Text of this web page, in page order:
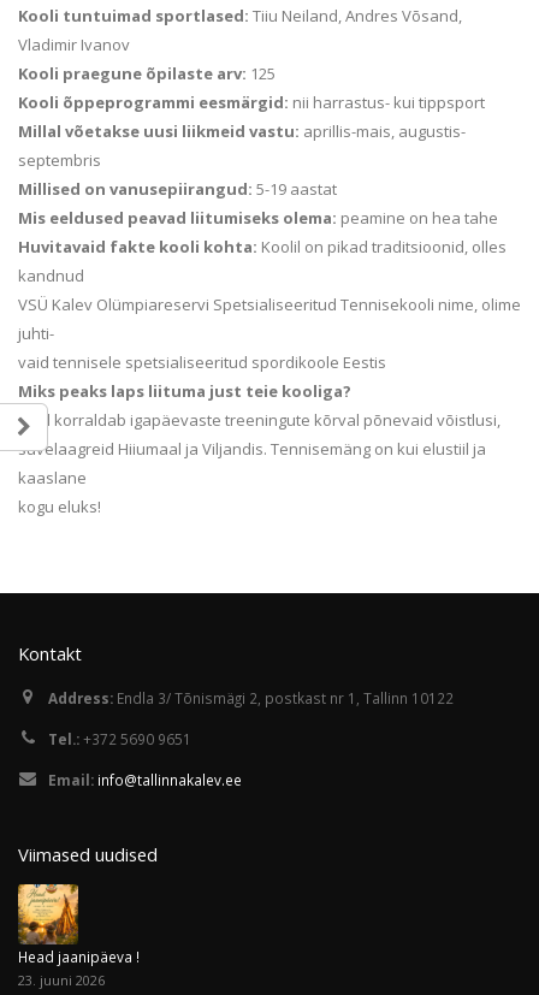
Kooli tuntuimad sportlased: Tiiu Neiland, Andres Võsand,
Vladimir Ivanov
Kooli praegune õpilaste arv: 125
Kooli õppeprogrammi eesmärgid: nii harrastus- kui tippsport
Millal võetakse uusi liikmeid vastu: aprillis-mais, augustis-
septembris
Millised on vanusepiirangud: 5-19 aastat
Mis eeldused peavad liitumiseks olema: peamine on hea tahe
Huvitavaid fakte kooli kohta: Koolil on pikad traditsioonid, olles
kandnud
VSÜ Kalev Olümpiareservi Spetsialiseeritud Tennisekooli nime, olime
juhti-
vaid tennisele spetsialiseeritud spordikoole Eestis
Miks peaks laps liituma just teie kooliga?
Kool korraldab igapäevaste treeningute kõrval põnevaid võistlusi,
suvelaagreid Hiiumaal ja Viljandis. Tennisemäng on kui elustiil ja
kaaslane
kogu eluks!
Kontakt
Address: Endla 3/ Tõnismägi 2, postkast nr 1, Tallinn 10122
Tel.:+372 5690 9651
Email: info@tallinnakalev.ee
Viimased uudised
Head jaanipäeva !
23. juuni 2026